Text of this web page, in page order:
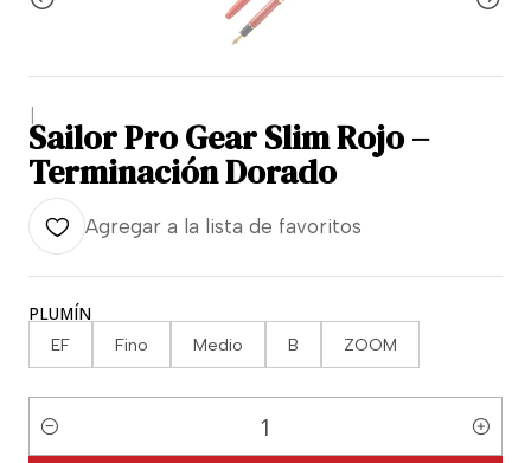
|
Sailor Pro Gear Slim Rojo –
Terminación Dorado
Agregar a la lista de favoritos
PLUMÍN
EF Fino Medio B ZOOM
Cantidad